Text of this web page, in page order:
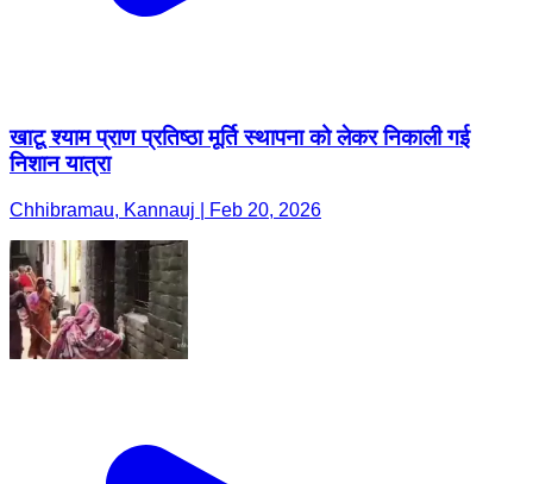
खाटू श्याम प्राण प्रतिष्ठा मूर्ति स्थापना को लेकर निकाली गई
निशान यात्रा
Chhibramau, Kannauj | Feb 20, 2026